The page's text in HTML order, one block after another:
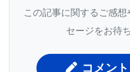
タ設計を使用する可能性
る。また、新しい治療法
この記事に関するご感
セージをお待
コメン